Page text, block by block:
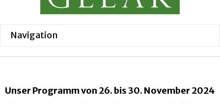
Unser Programm von 26. bis 30. November 2024